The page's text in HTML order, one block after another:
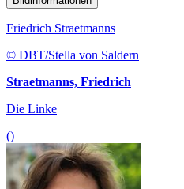
Friedrich Straetmanns
© DBT/Stella von Saldern
Straetmanns, Friedrich
Die Linke
()